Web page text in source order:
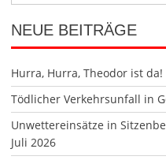
NEUE BEITRÄGE
Hurra, Hurra, Theodor ist da!
Tödlicher Verkehrsunfall in
Unwettereinsätze in
Juli 2026